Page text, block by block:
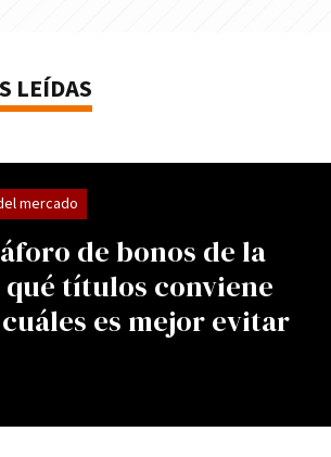
LEÍDAS
de bonos de la
títulos conviene
es mejor evitar
mercado